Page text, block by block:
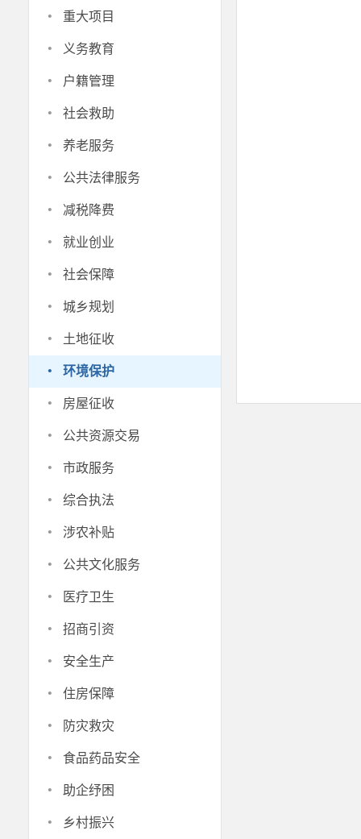
· 重大项目
· 义务教育
· 户籍管理
· 社会救助
· 养老服务
· 公共法律服务
· 减税降费
· 就业创业
· 社会保障
· 城乡规划
· 土地征收
· 环境保护
· 房屋征收
· 公共资源交易
· 市政服务
· 综合执法
· 涉农补贴
· 公共文化服务
· 医疗卫生
· 招商引资
· 安全生产
· 住房保障
· 防灾救灾
· 食品药品安全
· 助企纾困
· 乡村振兴